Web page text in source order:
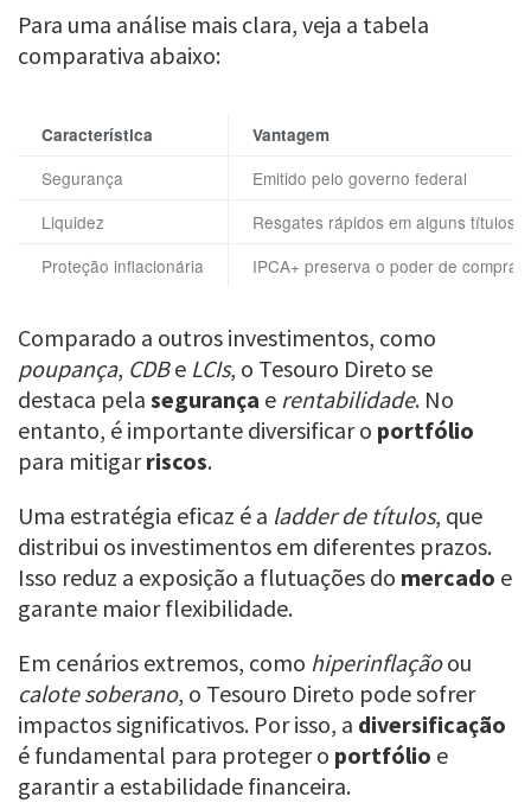
Para uma análise mais clara, veja a tabela
comparativa abaixo:
Característica Vantagem
Segurança
Emitido pelo governo federal
Liquidez
Resgates rápidos em alguns títulos
Proteção inflacionária
IPCA+ preserva o poder de compra
Comparado a outros investimentos, como
poupança, CDBe LCIs, o Tesouro Direto se
destaca pela segurança e rentabilidade. No
entanto, é importante diversificar o portfólio
para mitigarriscos.
Uma estratégia eficaz é a ladder de títulos, que
distribui os investimentos em diferentes prazos.
Isso reduz a exposição a flutuações do mercado e
garante maior flexibilidade.
Em cenários extremos, como hiperinflaçãoou
calote soberano, o Tesouro Direto pode sofrer
impactos significativos. Por isso, a diversificação
é fundamental para proteger o portfólio e
garantir a estabilidade financeira.